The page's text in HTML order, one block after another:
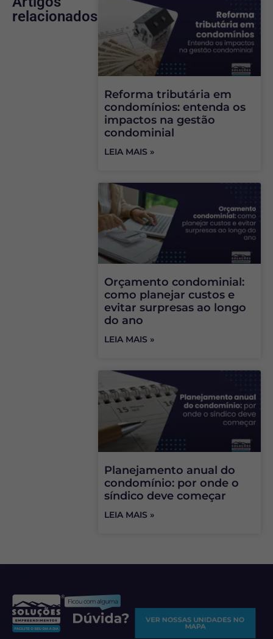
relacionados
Reforma tributária em
condomínios: entenda os
impactos na gestão
condominial
LEIA MAIS »
Orçamento condominial:
como planejar custos e
evitar surpresas ao longo
do ano
LEIA MAIS »
Planejamento anual do
condomínio: por onde o
síndico deve começar
LEIA MAIS »
VER NOSSAS UNIDADES NO
MAPA